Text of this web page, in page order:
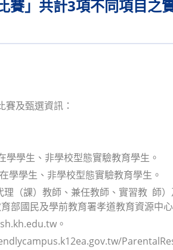
」共計3項不同項目之
及甄選資訊：
學生、非學校型態實驗教育學生。
學學生、非學校型態實驗教育學生。
（課）教師、兼任教師、實習教 師
部國民及學前教育署孝道教育資源中
。